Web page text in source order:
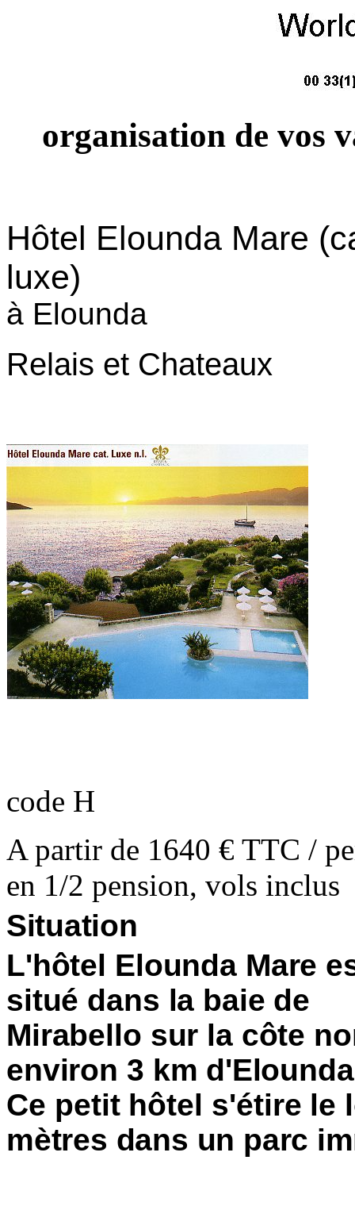
organisation de vos
Hôtel Elounda Mare
luxe)
à Elounda
Relais et Chateaux
code H
A partir de 1640 € TTC /
en 1/2 pension, vols inclus
Situation
L'hôtel Elounda Mare
situé dans la baie de
Mirabello sur la côte
environ 3 km
Ce petit hôtel s'étire le
mètres dans un parc